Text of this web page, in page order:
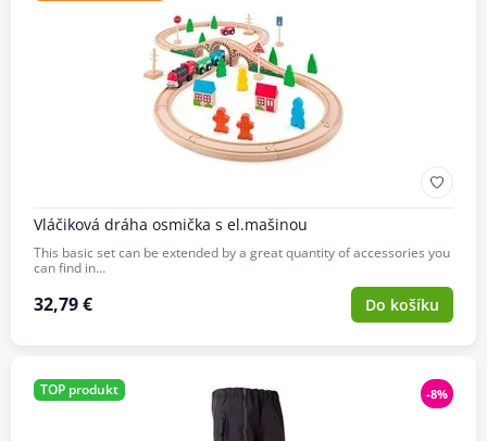
Vláčiková dráha osmička s el.mašinou
This basic set can be extended by a great quantity of accessories you
can find in…
32,79 € Do košíku
TOP produkt -8%